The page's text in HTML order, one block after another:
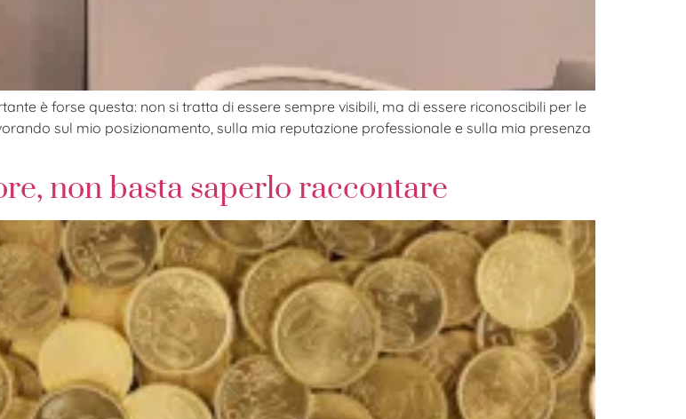
è forse questa: non si tratta di essere sempre visibili, ma di essere riconoscibili per le
sul mio posizionamento, sulla mia reputazione professionale e sulla mia presenza
non basta saperlo raccontare